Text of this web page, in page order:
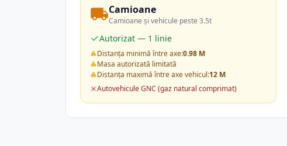
Camioane
Camioane și vehicule peste 3.5t
Autorizat — 1 linie
Distanța minimă între axe:0.98 M
Masa autorizată limitată
Distanța maximă între axe vehicul:12 M
Autovehicule GNC (gaz natural comprimat)